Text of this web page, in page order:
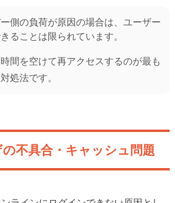
側の負荷が原因の場合は、ユーザー
ることは限られています。
間を空けて再アクセスするのが最も
処法です。
不具合・キャッシュ問題